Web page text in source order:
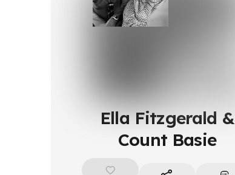
Ella Fitzgerald &
Count Basie